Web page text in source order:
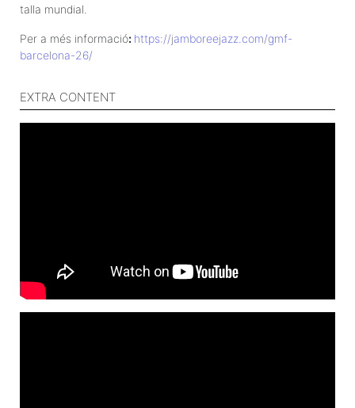
talla mundial.
Per a més informació: https://jamboreejazz.com/gmf-
barcelona-26/
EXTRA CONTENT